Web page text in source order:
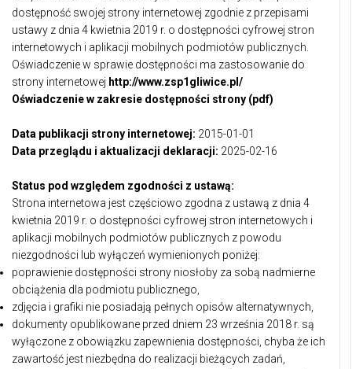
dostępność swojej strony internetowej zgodnie z przepisami
ustawy z dnia 4 kwietnia 2019 r. o dostępności cyfrowej stron
internetowych i aplikacji mobilnych podmiotów publicznych.
Oświadczenie w sprawie dostępności ma zastosowanie do
strony internetowej http://www.zsp1gliwice.pl/
Oświadczenie w zakresie dostępności strony (pdf)
Data publikacji strony internetowej: 2015-01-01
Data przeglądu i aktualizacji deklaracji: 2025-02-16
Status pod względem zgodności z ustawą:
Strona internetowa jest częściowo zgodna z ustawą z dnia 4
kwietnia 2019 r. o dostępności cyfrowej stron internetowych i
aplikacji mobilnych podmiotów publicznych z powodu
niezgodności lub wyłączeń wymienionych poniżej:
poprawienie dostępności strony niosłoby za sobą nadmierne
obciążenia dla podmiotu publicznego,
zdjęcia i grafiki nie posiadają pełnych opisów alternatywnych,
dokumenty opublikowane przed dniem 23 września 2018 r. są
wyłączone z obowiązku zapewnienia dostępności, chyba że ich
zawartość jest niezbędna do realizacji bieżących zadań,